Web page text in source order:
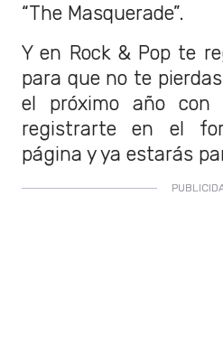
“The Masquerade”.
Y en Rock & Pop te
para que no te
el próximo año con
registrarte en el
página y ya estarás